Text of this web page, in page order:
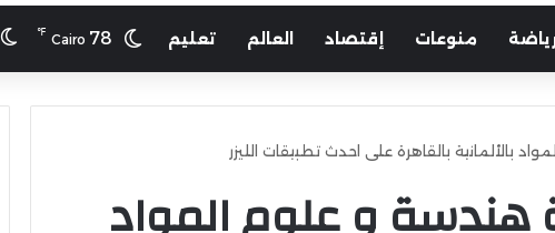
منوعات إقتصاد العالم تعليم Cairo 78
℉
بالألمانية بالقاهرة على احدث تطبيقات الليزر